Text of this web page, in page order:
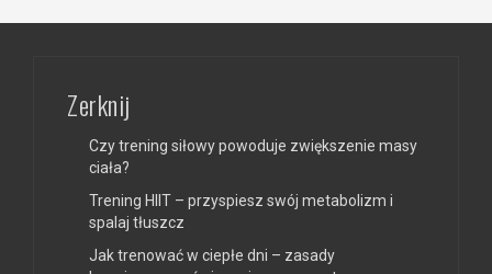
Zerknij
Czy trening siłowy powoduje zwiększenie masy
ciała?
Trening HIIT – przyspiesz swój metabolizm i
spalaj tłuszcz
Jak trenować w ciepłe dni – zasady